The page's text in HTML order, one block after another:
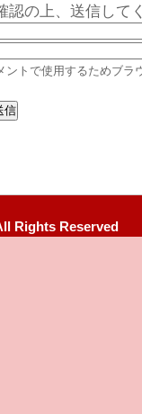
認の上、送信して
ントで使用するためブラ
Rights Reserved